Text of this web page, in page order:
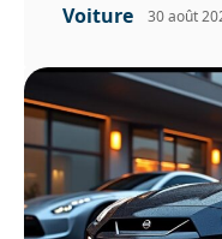
Voiture 30 août